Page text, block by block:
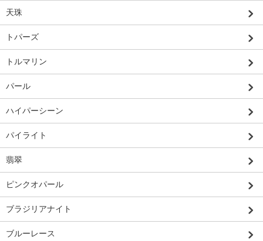
天珠
トパーズ
トルマリン
パール
ハイパーシーン
パイライト
翡翠
ピンクオパール
ブラジリアナイト
ブルーレース